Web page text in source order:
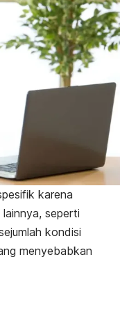
karena
lainnya, seperti
kondisi
menyebabkan